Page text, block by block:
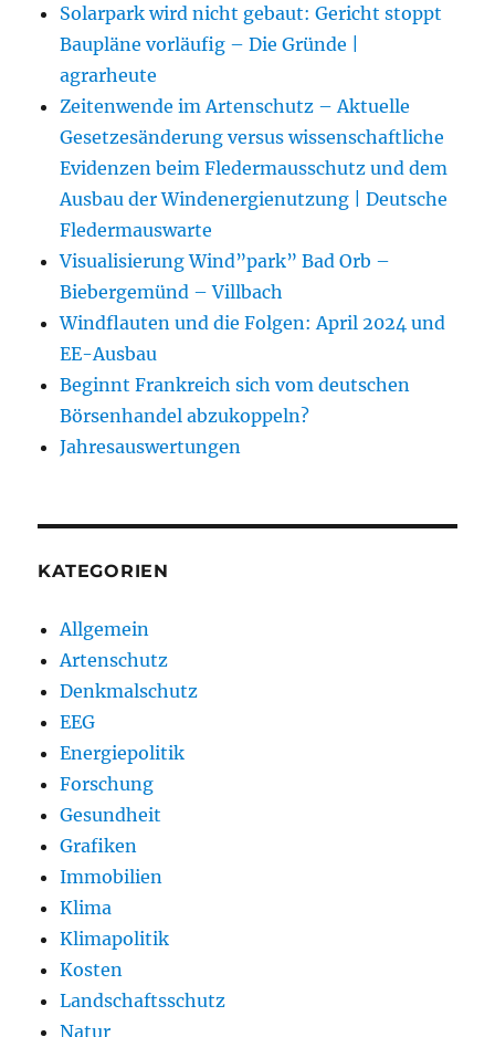
Solarpark wird nicht gebaut: Gericht stoppt
Baupläne vorläufig – Die Gründe |
agrarheute
Zeitenwende im Artenschutz – Aktuelle
Gesetzesänderung versus wissenschaftliche
Evidenzen beim Fledermausschutz und dem
Ausbau der Windenergienutzung | Deutsche
Fledermauswarte
Visualisierung Wind”park” Bad Orb –
Biebergemünd – Villbach
Windflauten und die Folgen: April 2024 und
EE-Ausbau
Beginnt Frankreich sich vom deutschen
Börsenhandel abzukoppeln?
Jahresauswertungen
KATEGORIEN
Allgemein
Artenschutz
Denkmalschutz
EEG
Energiepolitik
Forschung
Gesundheit
Grafiken
Immobilien
Klima
Klimapolitik
Kosten
Landschaftsschutz
Natur